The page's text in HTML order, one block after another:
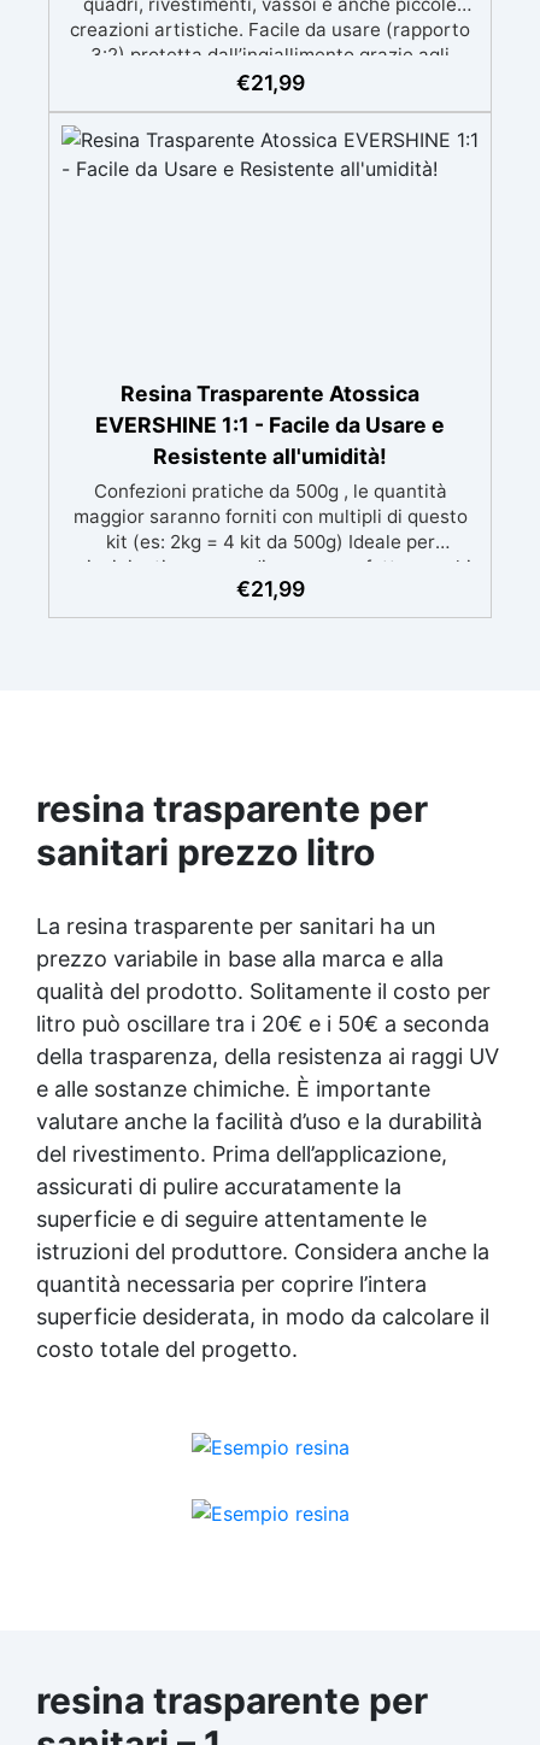
creazioni artistiche. Facile da usare (rapporto
3:2) protetta dall’ingiallimento grazie agli
speciali filtri UV Formula densa : non cola via,
in 12-24h garantendo una superficie lucida e
brillante
€21,99
Resina Trasparente Atossica
EVERSHINE 1:1 - Facile da Usare e
Resistente all'umidità!
Confezioni pratiche da 500g , le quantità
maggior saranno forniti con multipli di questo
kit (es: 2kg = 4 kit da 500g) Ideale per
principianti: a prova di errore, perfetta per chi
inizia. Sempre lucida: garantisce una finitura
brillante e uniforme in ogni condizione.
€21,99
resina trasparente per
sanitari prezzo litro
La resina trasparente per sanitari ha un
prezzo variabile in base alla marca e alla
qualità del prodotto. Solitamente il costo per
litro può oscillare tra i 20€ e i 50€ a seconda
della trasparenza, della resistenza ai raggi UV
e alle sostanze chimiche. È importante
valutare anche la facilità d’uso e la durabilità
del rivestimento. Prima dell’applicazione,
assicurati di pulire accuratamente la
superficie e di seguire attentamente le
istruzioni del produttore. Considera anche la
quantità necessaria per coprire l’intera
superficie desiderata, in modo da calcolare il
costo totale del progetto.
resina trasparente per